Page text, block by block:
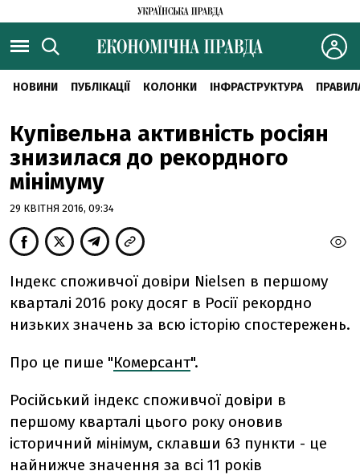
НОВИНИ ПУБЛІКАЦІЇ КОЛОНКИ ІНФРАСТРУКТУРА
Купівельна активність росіян
знизилася до рекордного
мінімуму
29 КВІТНЯ 2016, 09:34
Індекс споживчої довіри Nielsen в першому
кварталі 2016 року досяг в Росії рекордно
низьких значень за всю історію спостережень.
Про це пише "Комерсант".
Російський індекс споживчої довіри в
першому кварталі цього року оновив
історичний мінімум, склавши 63 пункти - це
найнижче значення за всі 11 років